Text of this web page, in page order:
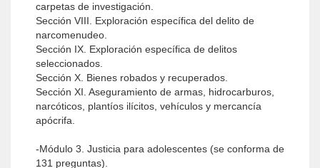
carpetas de investigación.
Sección VIII. Exploración específica del delito de
narcomenudeo.
Sección IX. Exploración específica de delitos
seleccionados.
Sección X. Bienes robados y recuperados.
Sección XI. Aseguramiento de armas, hidrocarburos,
narcóticos, plantíos ilícitos, vehículos y mercancía
apócrifa.
-Módulo 3. Justicia para adolescentes (se conforma de
131 preguntas).